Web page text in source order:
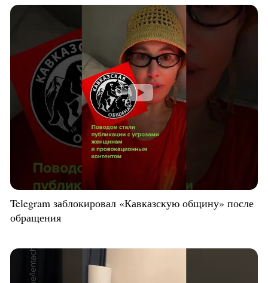
Telegram заблокировал «Кавказскую общину» после
обращения